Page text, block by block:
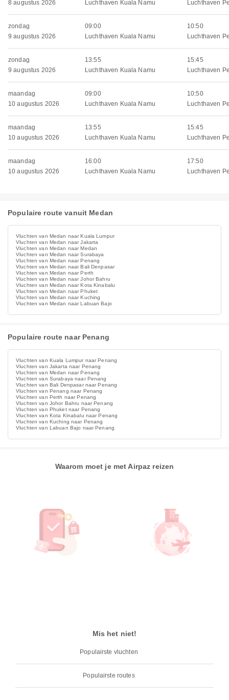
8 augustus 2026
Luchthaven Kuala Namu
Luchthaven
zondag
9 augustus 2026
09:00
Luchthaven Kuala Namu
10:50
Luchthaven
zondag
9 augustus 2026
13:55
Luchthaven Kuala Namu
15:45
Luchthaven
maandag
10 augustus 2026
09:00
Luchthaven Kuala Namu
10:50
Luchthaven
maandag
10 augustus 2026
13:55
Luchthaven Kuala Namu
15:45
Luchthaven
maandag
10 augustus 2026
16:00
Luchthaven Kuala Namu
17:50
Luchthaven
Populaire route vanuit Medan
Vluchten van Medan naar Kuala Lumpur
Vluchten van Medan naar Jakarta
Vluchten van Medan naar Medan
Vluchten van Medan naar Surabaya
Vluchten van Medan naar Penang
Vluchten van Medan naar Bali Denpasar
Vluchten van Medan naar Perth
Vluchten van Medan naar Johor Bahru
Vluchten van Medan naar Kota Kinabalu
Vluchten van Medan naar Phuket
Vluchten van Medan naar Kuching
Vluchten van Medan naar Labuan Bajo
Populaire route naar Penang
Vluchten van Kuala Lumpur naar Penang
Vluchten van Jakarta naar Penang
Vluchten van Medan naar Penang
Vluchten van Surabaya naar Penang
Vluchten van Bali Denpasar naar Penang
Vluchten van Penang naar Penang
Vluchten van Perth naar Penang
Vluchten van Johor Bahru naar Penang
Vluchten van Phuket naar Penang
Vluchten van Kota Kinabalu naar Penang
Vluchten van Kuching naar Penang
Vluchten van Labuan Bajo naar Penang
Waarom moet je met Airpaz reizen
Mis het niet!
Populairste vluchten
Populairste routes